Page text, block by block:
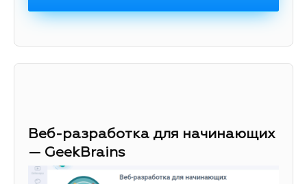
Веб-разработка для начинающих
— GeekBrains